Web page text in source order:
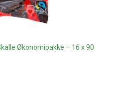
Økonomipakke – 16 x 90